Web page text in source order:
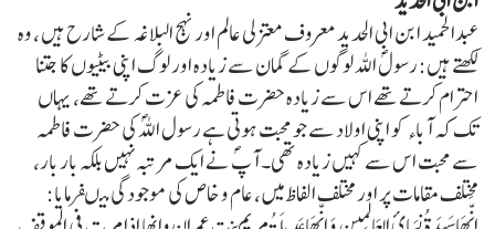
عبدالحمید ابن ابی الحدید معروف معتزلی عالم اور نہج البلاغہ کے شارح ہیں ، وہ
لکھتے ہیں: رسولؐ اللہ لوگوں کے گمان سے زیادہ اور لوگ اپنی بیٹیوں کا جتنا
احترام کرتے تھے اس سے زیادہ حضرت فاطمہ کی عزت کرتے تھے، یہاں
تک کہ آباء کو اپنی اولاد سے جو محبت ہوتی ہے رسول اللہؐ کی حضرت فاطمہ
سے محبت اس سے کہیں زیادہ تھی۔ آپؐ نے ایک مرتبہ نہیں بلکہ بار بار،
مختلف مقامات پر اور مختلف الفاظ میں، عام و خاص کی موجودگی میںفرمایا: